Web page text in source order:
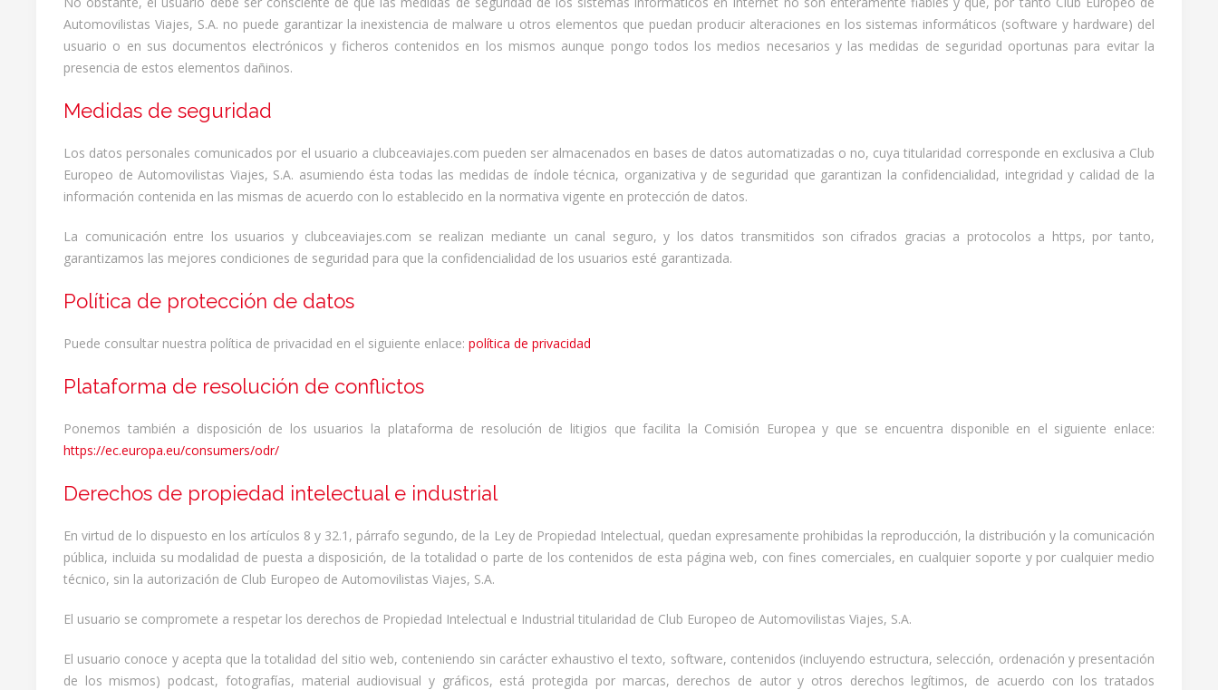
Automovilistas Viajes, S.A. no puede garantizar la inexistencia de malware u otros elementos que puedan producir alteraciones en los sistemas informáticos (software y hardware) del
usuario o en sus documentos electrónicos y ficheros contenidos en los mismos aunque pongo todos los medios necesarios y las medidas de seguridad oportunas para evitar la
presencia de estos elementos dañinos.
Medidas de seguridad
Los datos personales comunicados por el usuario a clubceaviajes.com pueden ser almacenados en bases de datos automatizadas o no, cuya titularidad corresponde en exclusiva a Club
Europeo de Automovilistas Viajes, S.A. asumiendo ésta todas las medidas de índole técnica, organizativa y de seguridad que garantizan la confidencialidad, integridad y calidad de la
información contenida en las mismas de acuerdo con lo establecido en la normativa vigente en protección de datos.
La comunicación entre los usuarios y clubceaviajes.com se realizan mediante un canal seguro, y los datos transmitidos son cifrados gracias a protocolos a https, por tanto,
garantizamos las mejores condiciones de seguridad para que la confidencialidad de los usuarios esté garantizada.
Política de protección de datos
Puede consultar nuestra política de privacidad en el siguiente enlace: política de privacidad
Plataforma de resolución de conflictos
Ponemos también a disposición de los usuarios la plataforma de resolución de litigios que facilita la Comisión Europea y que se encuentra disponible en el siguiente enlace:
https://ec.europa.eu/consumers/odr/
Derechos de propiedad intelectual e industrial
En virtud de lo dispuesto en los artículos 8 y 32.1, párrafo segundo, de la Ley de Propiedad Intelectual, quedan expresamente prohibidas la reproducción, la distribución y la comunicación
pública, incluida su modalidad de puesta a disposición, de la totalidad o parte de los contenidos de esta página web, con fines comerciales, en cualquier soporte y por cualquier medio
técnico, sin la autorización de Club Europeo de Automovilistas Viajes, S.A.
El usuario se compromete a respetar los derechos de Propiedad Intelectual e Industrial titularidad de Club Europeo de Automovilistas Viajes, S.A.
El usuario conoce y acepta que la totalidad del sitio web, conteniendo sin carácter exhaustivo el texto, software, contenidos (incluyendo estructura, selección, ordenación y presentación
de los mismos) podcast, fotografías, material audiovisual y gráficos, está protegida por marcas, derechos de autor y otros derechos legítimos, de acuerdo con los tratados